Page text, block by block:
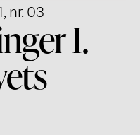
nr. 03
I.